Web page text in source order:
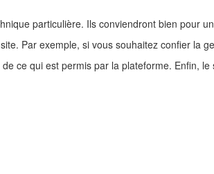
particulière. Ils conviendront bien pour
Par exemple, si vous souhaitez confier la
ce qui est permis par la plateforme. Enfin,